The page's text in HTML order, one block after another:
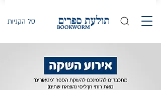
סל הקניות